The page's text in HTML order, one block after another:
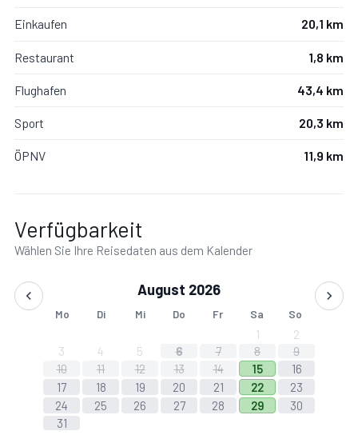
Einkaufen 20,1 km
Restaurant 1,8 km
Flughafen 43,4 km
Sport 20,3 km
ÖPNV 11,9 km
Verfügbarkeit
Wählen Sie Ihre Reisedaten aus dem Kalender
August 2026
Mo Di Mi Do Fr Sa So
1
2
3
4 5 6 7 8
9
10
11 12 13 14 15
16
17
18 19 20 21 22
23
24
25 26 27 28 29
30
31